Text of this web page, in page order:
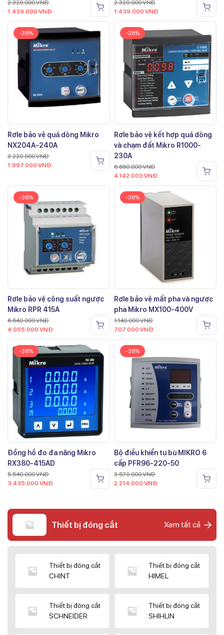
2.320.000VNĐ
1.439.000 VNĐ
2.320.000VNĐ
1.439.000 VNĐ
-38%
Rơle bảo vệ quá dòng Mikro
NX204A-240A
3.220.000VNĐ
1.997.000 VNĐ
-38%
Rơle bảo vệ kết hợp quá dòng
và chạm đất Mikro R1000-
230A
6.680.000VNĐ
4.142.000 VNĐ
-38%
Rơle bảo vệ công suất ngược
Mikro RPR 415A
6.540.000VNĐ
4.055.000 VNĐ
-38%
Rơle bảo vệ mất pha và ngược
pha Mikro MX100-400V
1.140.000VNĐ
707.000 VNĐ
-38%
Đồng hồ đo đa năng Mikro
RX380-415AD
5.540.000VNĐ
3.435.000 VNĐ
-38%
Bộ điều khiển tụ bù MIKRO 6
cấp PFR96-220-50
3.570.000VNĐ
2.214.000 VNĐ
Thiết bị đóng cắt Xem tất cả
Thiết bị đóng cắt
CHINT
Thiết bị đóng cắt
HIMEL
Thiết bị đóng cắt
SCHNEIDER
Thiết bị đóng cắt
SHIHLIN